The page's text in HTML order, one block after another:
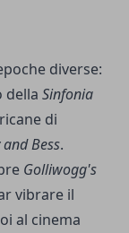
diverse:
della Sinfonia
di
Bess.
Golliwogg's
vibrare il
al cinema